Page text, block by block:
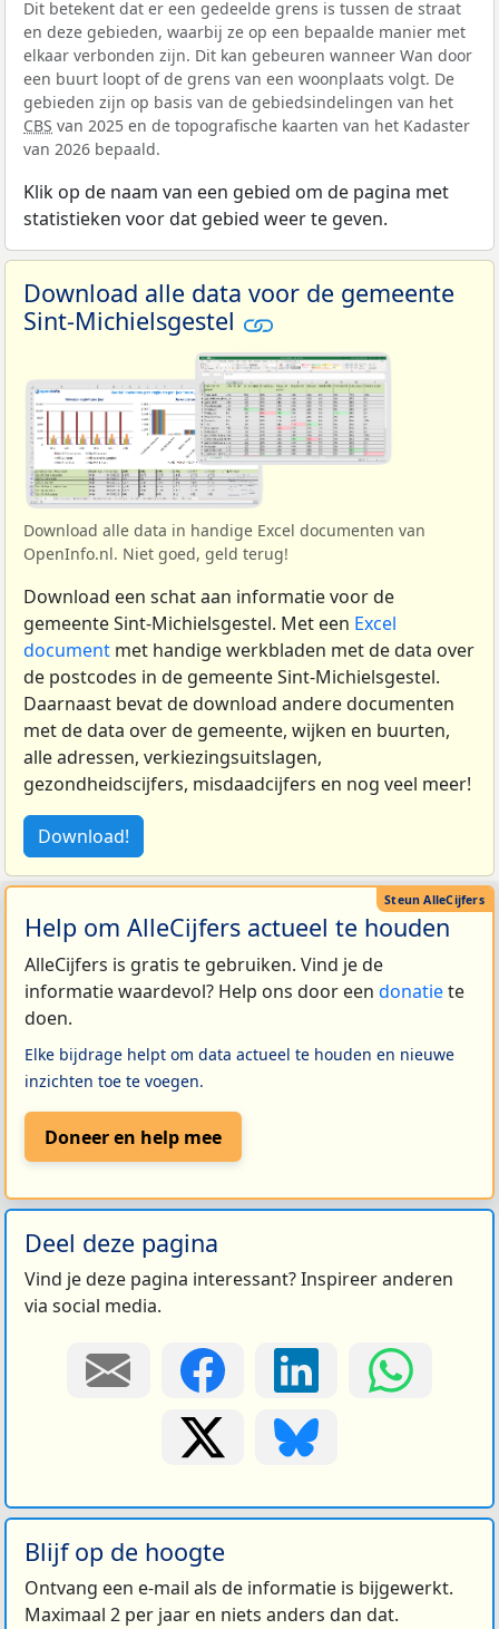
Dit betekent dat er een gedeelde grens is tussen de straat
en deze gebieden, waarbij ze op een bepaalde manier met
elkaar verbonden zijn. Dit kan gebeuren wanneer Wan door
een buurt loopt of de grens van een woonplaats volgt. De
gebieden zijn op basis van de gebiedsindelingen van het
CBS van 2025 en de topografische kaarten van het Kadaster
van 2026 bepaald.
Klik op de naam van een gebied om de pagina met
statistieken voor dat gebied weer te geven.
Download alle data voor de gemeente
Sint-Michielsgestel
Download alle data in handige Excel documenten van
OpenInfo.nl. Niet goed, geld terug!
Download een schat aan informatie voor de
gemeente Sint-Michielsgestel. Met een Excel
document met handige werkbladen met de data over
de postcodes in de gemeente Sint-Michielsgestel.
Daarnaast bevat de download andere documenten
met de data over de gemeente, wijken en buurten,
alle adressen, verkiezingsuitslagen,
gezondheidscijfers, misdaadcijfers en nog veel meer!
Download!
Help om AlleCijfers actueel te houden
AlleCijfers is gratis te gebruiken. Vind je de
informatie waardevol? Help ons door een donatiete
doen.
Elke bijdrage helpt om data actueel te houden en nieuwe
inzichten toe te voegen.
Doneer en help mee
Deel deze pagina
Vind je deze pagina interessant? Inspireer anderen
via social media.
Blijf op de hoogte
Ontvang een e-mail als de informatie is bijgewerkt.
Maximaal 2 per jaar en niets anders dan dat.